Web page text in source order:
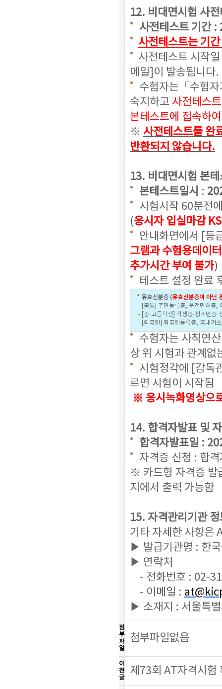
12. 비대면시험 사
사전테스트 기간
사전테스트는 기
사전테스트 시작
메일]이 발송됩니다.
수험자는「수험
숙지하고 사전테스
본테스트에 접속하
※ 사전테스트를 완
반환되지 않습니다.
13. 비대면시험 본
본테스트일시 :
시험시작 60분전
(응시자 입실마감
안내화면에서 [등
그램과 수험용데이
추가시간 부여 불가)
테스트 설정 완료
* 유효신분증 (유효신분증이 아닌
- [공통] 주민등록증, 운전면허증,
- [중·고등학생] 학생증·청소년증
- [외국인] 외국인등록증, 국내거
수험자는 사칙연
상 위 시험과 관계없
시험정각에 [감독
르면 시험이 시작됨
※ 응시녹화영상으
14. 합격자발표 및
합격자발표일 :
자격증 신청 : 합
※ 카드형 자격증 발
지에서 출력 가능함
15. 자격관리기관 정
기타 자세한 사항은
▶ 발급기관명 : 한
▶ 연락처
- 전화번호 : 02-
- 이메일 :
▶ 소재지 : 서울특
첨
부
파
일
첨부파일없음
이
전
글
제73회 AT자격시험